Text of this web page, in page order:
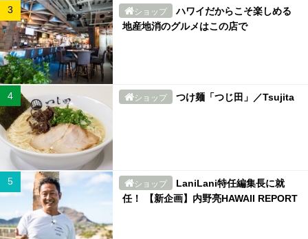
ショップ
ハワイだからこそ楽しめる
地産地消のグルメはこの店で
ショップ つけ麺「つじ田」／Tsujita
ショップ
LaniLani特任編集長に就
任！ 【新企画】内野亮HAWAII REPORT